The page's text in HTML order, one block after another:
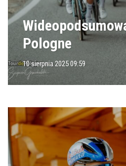
Pologne
10 sierpnia 2025 09:59